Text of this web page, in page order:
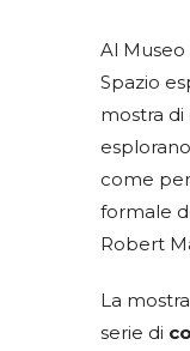
Al Museo
Spazio
mostra
come
formale
Robert
La
serie di